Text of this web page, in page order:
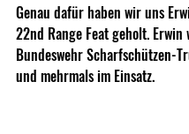
Genau dafür haben wir uns
22nd Range Feat geholt. Erwin
Bundeswehr Scharfschützen-
und mehrmals im Einsatz.